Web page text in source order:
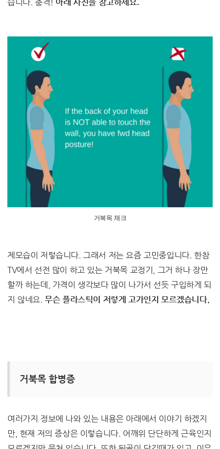
습니다. 충격! 아래 사진을 참고하세요.
거북목 채크
제모습이 저렇습니다. 그래서 저는 요즘 고민중입니다. 한참
TV에서 선전 많이 하고 있는 거북목 교정기, 그거 하나 장만
할까 하는데, 가격이 생각보다 많이 나가서 선듯 구입하게 되
지 않네요.무슨 플라스틱이 저렇게 고가인지 모르겠습니다.
거북목 합병증
여러가지 정보에 나와 있는 내용은 아래에서 이야기 하겠지
만, 현재 저의 증상은 이렇습니다. 어깨위 단단하게 근육인지